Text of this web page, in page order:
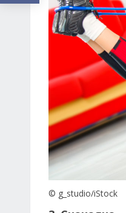
© g_studio/iStock